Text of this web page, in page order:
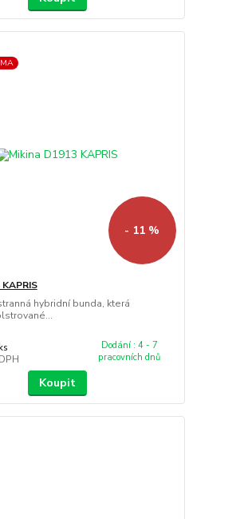
- 11 %
hybridní bunda, která
Dodání : 4 - 7
pracovních dnů
Koupit